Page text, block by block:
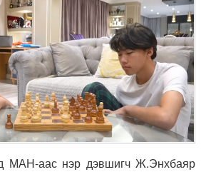
аас нэр дэвшигч Ж.Энхбаяр